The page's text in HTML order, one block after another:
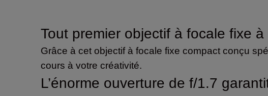
Tout premier objectif à focale fixe
Grâce à cet objectif à focale fixe compact conçu
cours à votre créativité.
L’énorme ouverture de f/1.7